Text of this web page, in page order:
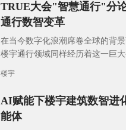
TRUE大会"智慧通行"分
通行数智变革
在当今数字化浪潮席卷全球的背
楼宇通行领域同样经历着这一巨
楼宇
AI赋能下楼宇建筑数智进
能体